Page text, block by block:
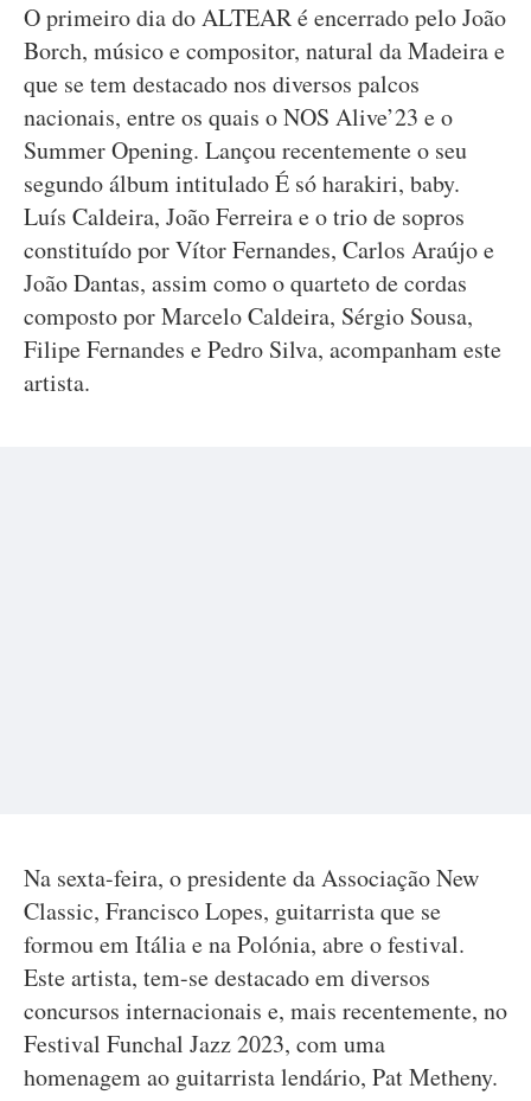
O primeiro dia do ALTEAR é encerrado pelo João
Borch, músico e compositor, natural da Madeira e
que se tem destacado nos diversos palcos
nacionais, entre os quais o NOS Alive’23 e o
Summer Opening. Lançou recentemente o seu
segundo álbum intitulado É só harakiri, baby.
Luís Caldeira, João Ferreira e o trio de sopros
constituído por Vítor Fernandes, Carlos Araújo e
João Dantas, assim como o quarteto de cordas
composto por Marcelo Caldeira, Sérgio Sousa,
Filipe Fernandes e Pedro Silva, acompanham este
artista.
Na sexta-feira, o presidente da Associação New
Classic, Francisco Lopes, guitarrista que se
formou em Itália e na Polónia, abre o festival.
Este artista, tem-se destacado em diversos
concursos internacionais e, mais recentemente, no
Festival Funchal Jazz 2023, com uma
homenagem ao guitarrista lendário, Pat Metheny.